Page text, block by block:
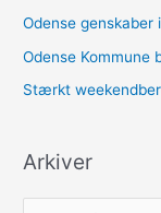
Odense genskaber
Odense Kommune
Stærkt
Arkiver